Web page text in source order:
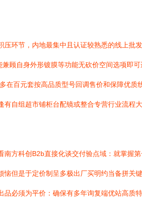
环节，内地最集中且认证较熟悉的线上
顾自身外形镀膜等功能无砍价空间选项
百元套按高品质型号回调售价和保障优
自组超市铺柜台配镜或整合专营行业流
方科创B2b直接化谈交付验点域：就掌握
恼但是于定价制呈多极出厂买明约当备拼
必须为平价：确保有多年询复端优站高质特